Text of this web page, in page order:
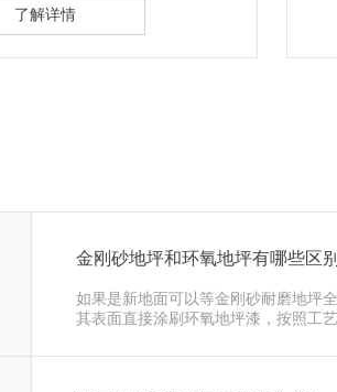
了解详情
金刚砂地坪和环氧地坪有哪些区
如果是新地面可以等金刚砂耐磨地
其表面直接涂刷环氧地坪漆，按照工